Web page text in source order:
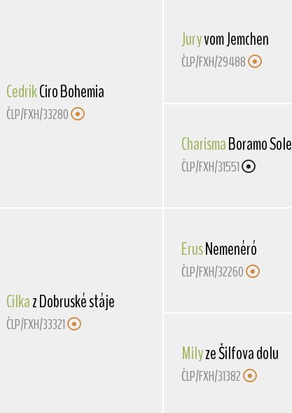
CedrikCiro Bohemia
ČLP/FXH/33280
Cilkaz Dobruské stáje
ČLP/FXH/33321
Juryvom Jemchen
ČLP/FXH/29488
CharismaBoramo Sole
ČLP/FXH/31551
ErusNemenéró
ČLP/FXH/32260
Milyze Šilfova dolu
ČLP/FXH/31382